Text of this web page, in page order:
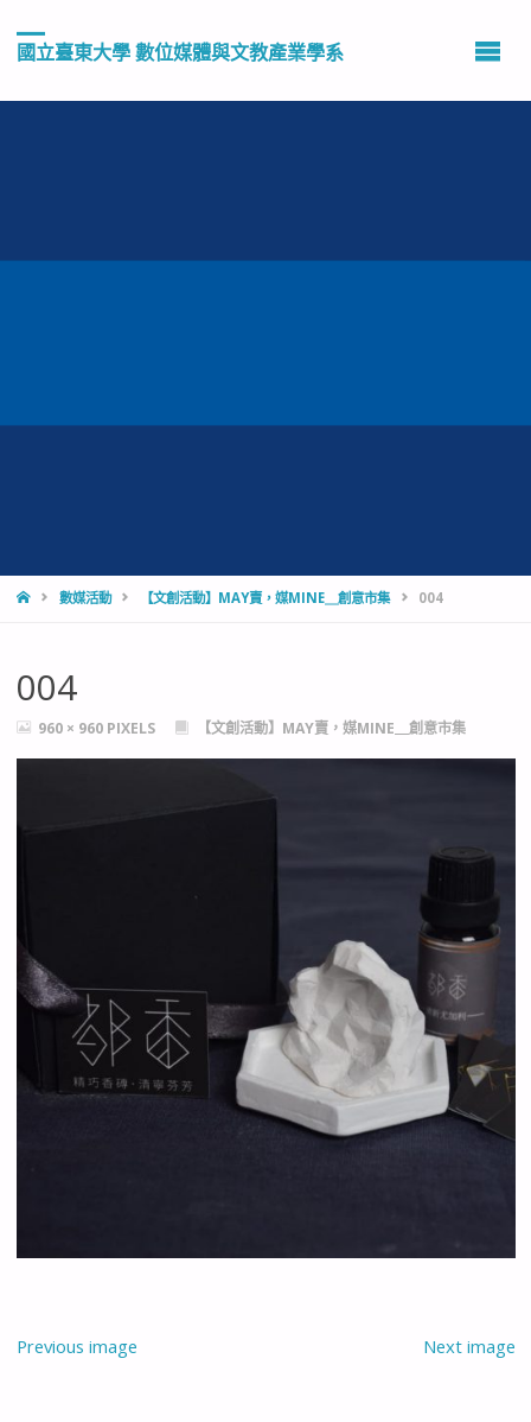
國立臺東大學 數位媒體與文教產業學系
HOME數媒活動 【文創活動】MAY賣，媒MINE＿創意市集 004
004
FULL960 × 960 PIXELS 【文創活動】MAY賣，媒MINE＿創意市集
Previous image Next image